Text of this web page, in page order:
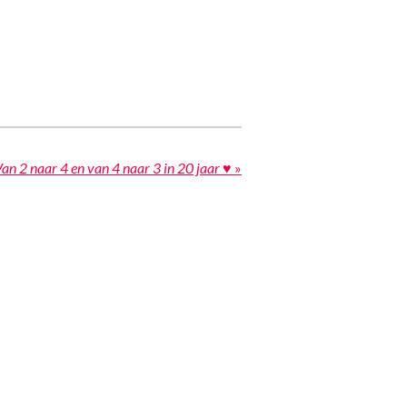
2 naar 4 en van 4 naar 3 in 20 jaar ♥ »